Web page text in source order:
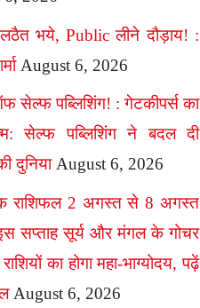
भये, Public लीने दौड़ाय! :
August 6, 2026
सेल्फ पब्लिशिंग! : गेटकीपर्स का
सेल्फ पब्लिशिंग ने बदल दी
दुनिया August 6, 2026
राशिफल 2 अगस्त से 8 अगस्त
सप्ताह सूर्य और मंगल के गोचर
का होगा महा-भाग्योदय, पढ़ें
August 6, 2026